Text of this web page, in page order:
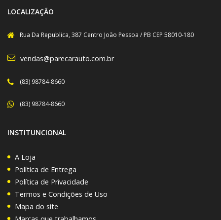
LOCALIZAÇÃO
Rua Da Republica, 387 Centro João Pessoa / PB CEP 58010-180
vendas@parecarauto.com.br
(83) 98784-8660
(83) 98784-8660
INSTITUNCIONAL
A Loja
Política de Entrega
Política de Privacidade
Termos e Condições de Uso
Mapa do site